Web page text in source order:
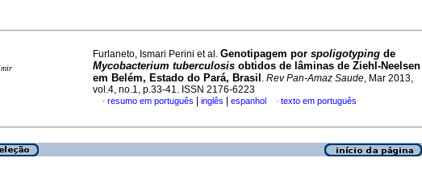
Furlaneto, Ismari Perini et al. Genotipagem por spoligotyping de
Mycobacterium tuberculosis obtidos de lâminas de Ziehl-Neelsen
em Belém, Estado do Pará, Brasil . Rev Pan-Amaz Saude, Mar 2013,
vol.4, no.1, p.33-41. ISSN 2176-6223
· resumo em português inglês espanhol · texto em português